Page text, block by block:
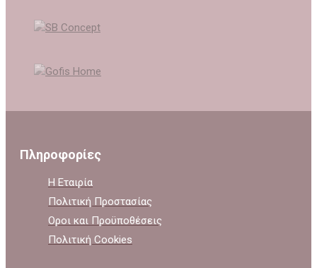
Πληροφορίες
Η Εταιρία
Πολιτική Προστασίας
Οροι και Προϋποθέσεις
Πολιτική Cookies